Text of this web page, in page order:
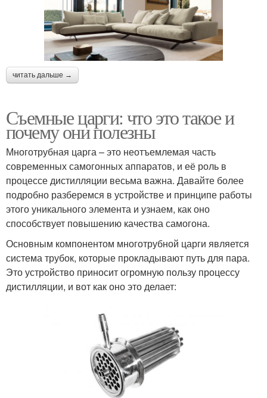
читать дальше →
Съемные царги: что это такое и
почему они полезны
Многотрубная царга – это неотъемлемая часть
современных самогонных аппаратов, и её роль в
процессе дистилляции весьма важна. Давайте более
подробно разберемся в устройстве и принципе работы
этого уникального элемента и узнаем, как оно
способствует повышению качества самогона.
Основным компонентом многотрубной царги является
система трубок, которые прокладывают путь для пара.
Это устройство приносит огромную пользу процессу
дистилляции, и вот как оно это делает: